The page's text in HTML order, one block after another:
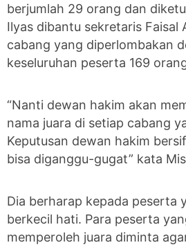
berjumlah 29 orang dan
Ilyas dibantu sekretaris Faisal
cabang yang diperlombakan
keseluruhan peserta 169
“Nanti dewan hakim akan
nama juara di setiap cabang
Keputusan dewan hakim
bisa diganggu-gugat” kata
Dia berharap kepada peserta
berkecil hati. Para peserta
memperoleh juara diminta